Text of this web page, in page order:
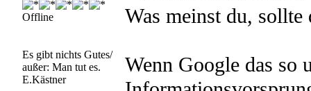
Offline
Es gibt nichts Gutes/
außer: Man tut es.
E.Kästner
Was meinst du, sollte
Wenn Google das so